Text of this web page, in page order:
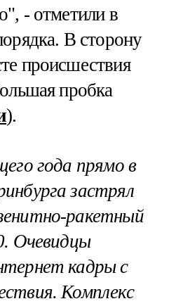
- отметили в
В сторону
происшествия
пробка
).
года прямо в
застрял
ракетный
Очевидцы
кадры с
Комплекс